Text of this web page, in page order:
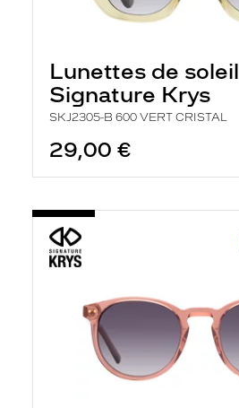
Lunettes de soleil
Signature Krys
SKJ2305-B 600 VERT CRISTAL
29,00 €